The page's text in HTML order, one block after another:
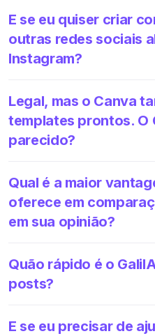
E se eu quiser criar
outras redes sociais
Instagram?
Legal, mas o Canva
templates prontos. O
parecido?
Qual é a maior
oferece em
em sua opinião?
Quão rápido é o
posts?
E se eu precisar de